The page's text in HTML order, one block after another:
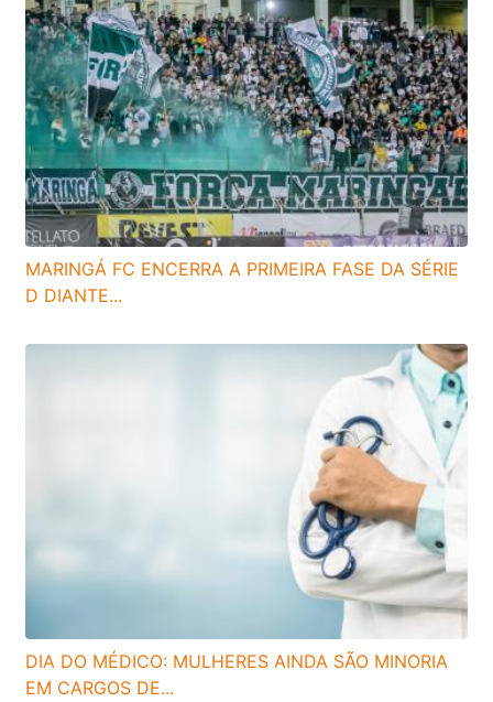
MARINGÁ FC ENCERRA A PRIMEIRA FASE DA SÉRIE
D DIANTE...
DIA DO MÉDICO: MULHERES AINDA SÃO MINORIA
EM CARGOS DE...